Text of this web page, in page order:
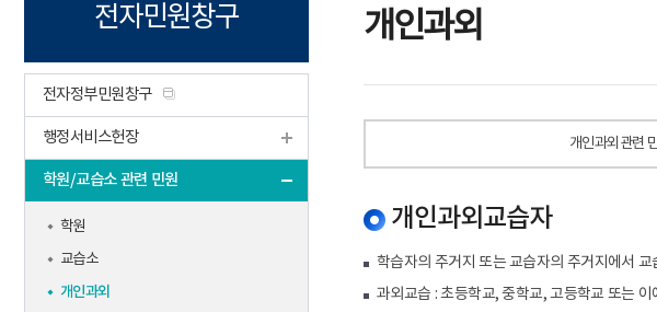
전자민원창구
전자정부민원창구
행정서비스헌장
학원/교습소 관련 민원
학원
교습소
개인과외
개인과외
개인과외관련
개인과외교습자
학습자의 주거지 또는 교습자의 주거지에서
과외교습 : 초등학교, 중학교, 고등학교 또는